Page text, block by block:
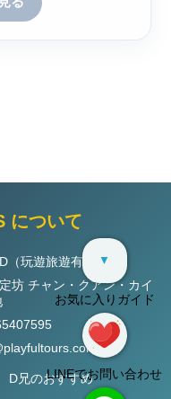
について
（玩遊旅遊有限公司）
坊 チャン・クアン・カイ
D兄のおすすめ
▼
お気に入りガイド
LINEでお問い合わせ